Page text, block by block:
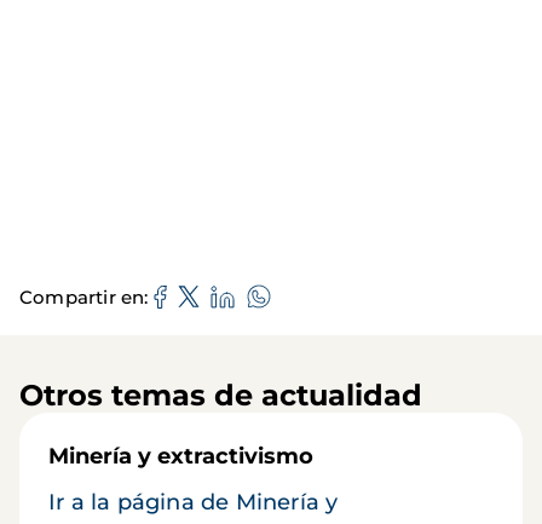
Compartir en
Otros temas de actualidad
Minería y extractivismo
Ir a la página de Minería y